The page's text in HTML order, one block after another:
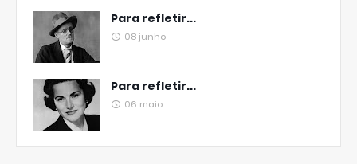
Para refletir...
08 junho
Para refletir...
06 maio